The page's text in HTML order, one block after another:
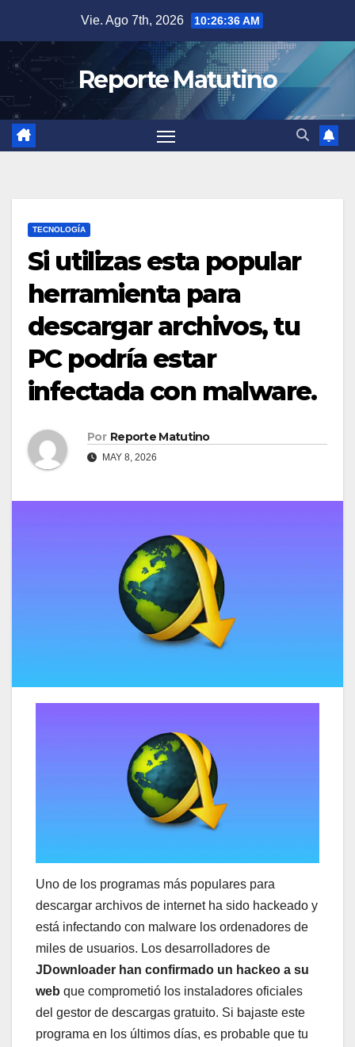
contenido
Vie. Ago 7th, 2026 10:26:37 AM
Reporte Matutino
TECNOLOGÍA
Si utilizas esta popular
herramienta para
descargar archivos, tu
PC podría estar
infectada con malware.
Por Reporte Matutino
MAY 8, 2026
Uno de los programas más populares para
descargar archivos de internet ha sido hackeado y
está infectando con malware los ordenadores de
miles de usuarios. Los desarrolladores de
JDownloader han confirmado un hackeo a su
web que comprometió los instaladores oficiales
del gestor de descargas gratuito. Si bajaste este
programa en los últimos días, es probable que tu